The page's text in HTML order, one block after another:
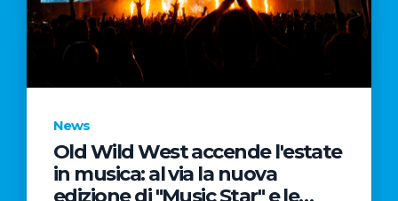
News
Old Wild West accende l'estate
in musica: al via la nuova
edizione di "Music Star" e le